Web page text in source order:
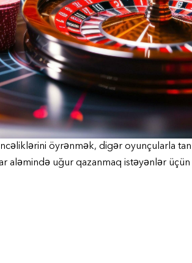
öyrənmək, digər oyunçularla
aləmində uğur qazanmaq istəyənlər